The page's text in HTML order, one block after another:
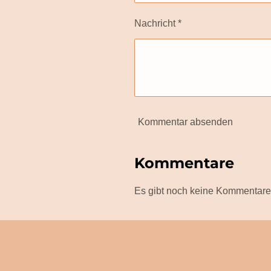
Nachricht *
Kommentar absenden
Kommentare
Es gibt noch keine